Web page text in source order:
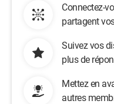
Connectez-
partagent
Suivez vos
plus de
Mettez en
autres